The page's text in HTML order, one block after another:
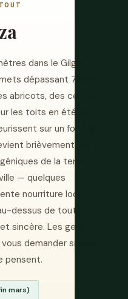
dans le Gilgit-
dépassant 7 000
abricots, des cerises
les toits en été. Fin
sur un fond de
brièvement l'un
de la terre.
— quelques
nourriture locale
dessus de tout.
sincère. Les gens
demander si vous
pensent.
mars)